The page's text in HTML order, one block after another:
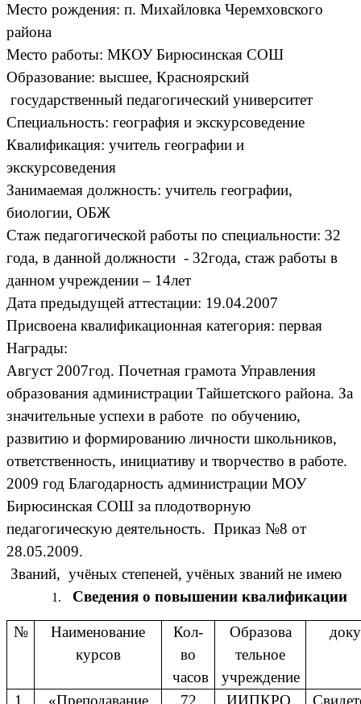
Место рождения: п. Михайловка Черемховского
района
Место работы: МКОУ Бирюсинская СОШ
Образование: высшее, Красноярский
государственный педагогический университет
Специальность: география и экскурсоведение
Квалификация: учитель географии и
экскурсоведения
Занимаемая должность: учитель географии,
биологии, ОБЖ
Стаж педагогической работы по специальности: 32
года, в данной должности - 32года, стаж работы в
данном учреждении – 14лет
Дата предыдущей аттестации: 19.04.2007
Присвоена квалификационная категория: первая
Награды:
Август 2007год. Почетная грамота Управления
образования администрации Тайшетского района. За
значительные успехи в работе по обучению,
развитию и формированию личности школьников,
ответственность, инициативу и творчество в работе.
2009 год Благодарность администрации МОУ
Бирюсинская СОШ за плодотворную
педагогическую деятельность. Приказ №8 от
28.05.2009.
Званий, учёных степеней, учёных званий не имею
Сведения о повышении квалификации
№
Наименование
курсов
Кол-
во
часов
Образова
тельное
учреждение
1. «Преподавание 72 ИИПКРО,